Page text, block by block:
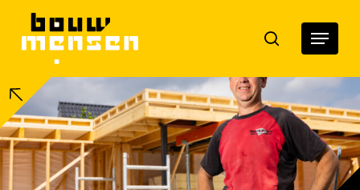
main
search Menu